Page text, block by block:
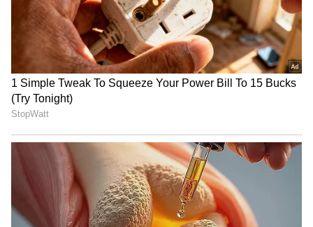
Related Articles
Amruthadhaare: ಭೂಮಿಕಾ ಬರೆದ ಡೈರಿ ಈಗ